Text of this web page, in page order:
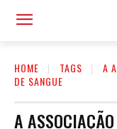
HOME TAGS
A
DE SANGUE
A